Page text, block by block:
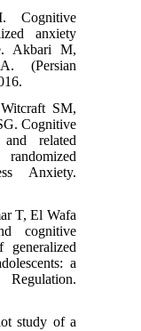
Cognitive
anxiety
Akbari M,
(Persian
SM,
Cognitive
and related
Anxiety.
T, El Wafa
cognitive
generalized
a
study of a